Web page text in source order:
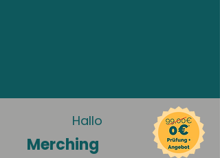
Hallo
Merching